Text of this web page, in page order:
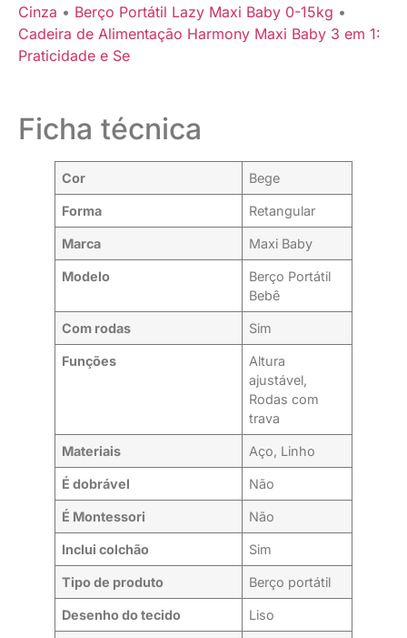
Cinza • Berço Portátil Lazy Maxi Baby 0-15kg •
Cadeira de Alimentação Harmony Maxi Baby 3 em 1:
Praticidade e Se
Ficha técnica
Cor Bege
Forma Retangular
Marca Maxi Baby
Modelo
Berço Portátil
Bebê
Com rodas Sim
Funções
Altura
ajustável,
Rodas com
trava
Materiais Aço, Linho
É dobrável Não
É Montessori Não
Inclui colchão Sim
Tipo de produto Berço portátil
Desenho do tecido Liso